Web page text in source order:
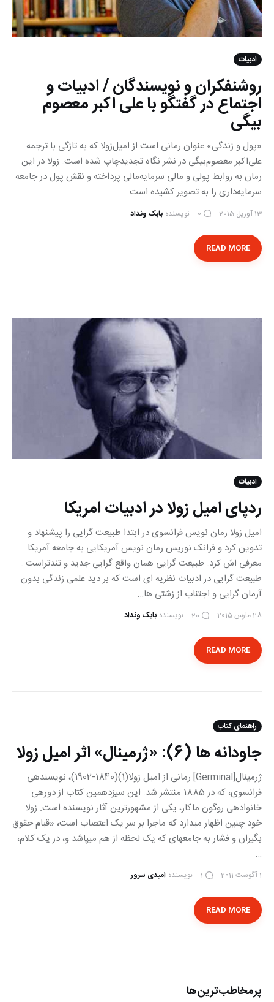
ادبیات
روشنفکران و نویسندگان / ادبیات و
اجتماع در گفتگو با علی اکبر معصوم
بیگی
«پول و زندگی» عنوان رمانی است از امیل‌زولا که به تازگی با ترجمه
علی‌اکبر معصوم‌بیگی در نشر نگاه تجدیدچاپ شده است. زولا در این
رمان به روابط پولی و مالی سرمایه‌مالی پرداخته و نقش پول در جامعه
سرمایه‌داری را به تصویر کشیده است
13 آوریل 2015 0 نویسنده بابک ونداد
READ MORE
ادبیات
ردپای امیل زولا در ادبیات امریکا
امیل زولا رمان نویس فرانسوی در ابتدا طبیعت گرایی را پیشنهاد و
تدوین کرد و فرانک نوریس رمان نویس آمریکایی به جامعه آمریکا
معرفی اش کرد. طبیعت گرایی همان واقع گرایی جدید و تندتراست .
طبیعت گرایی در ادبیات نظریه ای است که بر دید علمی زندگی بدون
آرمان گرایی و اجتناب از زشتی ها…
28 مارس 2015 20 نویسنده بابک ونداد
READ MORE
راهنمای کتاب
جاودانه ها (6): «ژرمینال» اثر امیل زولا
ژرمینال[Germinal] رمانی از امیل زولا(1)(1840-1902)، نویسنده‎ی
فرانسوی، که در 1885 منتشر شد. این سیزدهمین کتاب از دوره‎ی
خانواده‎ی روگون ماکار، یکی از مشهورترین آثار نویسنده است. زولا
خود چنین اظهار می‎دارد که ماجرا بر سر یک اعتصاب است، «قیام حقوق
بگیران و فشار به جامعه‎ای که یک لحظه از هم می‎پاشد و، در یک کلام،
…
1 آگوست 2011 1 نویسنده امیدی سرور
READ MORE
پرمخاطب‌ترین‌ها